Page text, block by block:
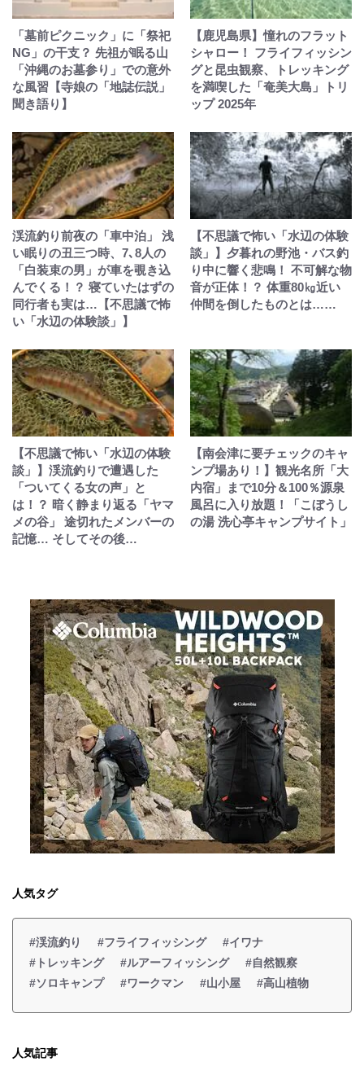
「墓前ピクニック」に「祭祀
NG」の干支？ 先祖が眠る山
「沖縄のお墓参り」での意外
な風習【寺娘の「地誌伝説」
聞き語り】
【鹿児島県】憧れのフラット
シャロー！ フライフィッシン
グと昆虫観察、トレッキング
を満喫した「奄美大島」トリ
ップ 2025年
渓流釣り前夜の「車中泊」 浅
い眠りの丑三つ時、7､8人の
「白装束の男」が車を覗き込
んでくる！？ 寝ていたはずの
同行者も実は…【不思議で怖
い「水辺の体験談」】
【不思議で怖い「水辺の体験
談」】夕暮れの野池・バス釣
り中に響く悲鳴！ 不可解な物
音が正体！？ 体重80㎏近い
仲間を倒したものとは……
【不思議で怖い「水辺の体験
談」】渓流釣りで遭遇した
「ついてくる女の声」と
は！？ 暗く静まり返る「ヤマ
メの谷」 途切れたメンバーの
記憶… そしてその後…
【南会津に要チェックのキャ
ンプ場あり！】観光名所「大
内宿」まで10分＆100％源泉
風呂に入り放題！「こぼうし
の湯 洗心亭キャンプサイト」
人気タグ
#渓流釣り #フライフィッシング
#イワナ
#トレッキング
#ルアーフィッシング
#自然観察
#ソロキャンプ
#ワークマン #山小屋 #高山植物
人気記事